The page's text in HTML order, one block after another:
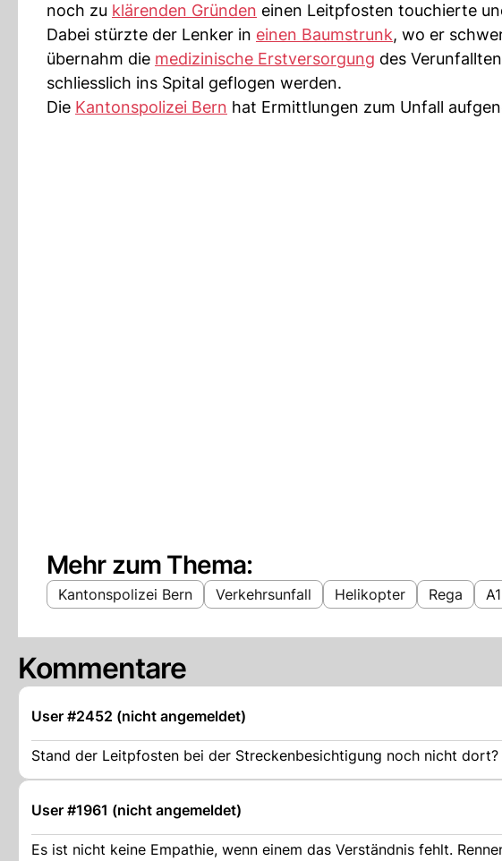
noch zu klärenden Gründen einen Leitpfosten touchierte
Dabei stürzte der Lenker in einen Baumstrunk, wo er
übernahm die medizinische Erstversorgung des
schliesslich ins Spital geflogen werden.
Die Kantonspolizei Bern hat Ermittlungen zum Unfall
Mehr zum Thema:
Kantonspolizei Bern Verkehrsunfall Helikopter Rega A1
Kommentare
User #2452 (nicht angemeldet)
Stand der Leitpfosten bei der Streckenbesichtigung noch nicht dort?
User #1961 (nicht angemeldet)
Es ist nicht keine Empathie, wenn einem das Verständnis fehlt. Rennen mit Amateuren auf öffentlichen Strassen, ohne